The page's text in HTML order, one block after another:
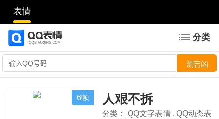
表情
分类
6帧 人艰不拆
分类： QQ文字表情 , QQ动态表